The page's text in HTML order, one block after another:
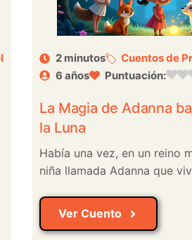
2 minutos Cuentos de
6 años
Puntuación:
La Magia de Adanna
la Luna
Había una vez, en un reino
niña llamada Adanna que
Ver Cuento